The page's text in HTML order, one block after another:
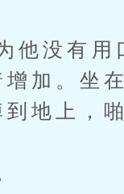
没有用
加。坐
地上，